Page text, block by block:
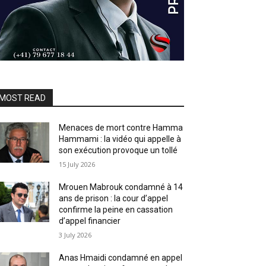
READ
Menaces de mort contre Hamma
Hammami : la vidéo qui appelle à
son exécution provoque un tollé
15 July 2026
Mrouen Mabrouk condamné à 14
ans de prison : la cour d’appel
confirme la peine en cassation
d’appel financier
3 July 2026
Anas Hmaidi condamné en appel